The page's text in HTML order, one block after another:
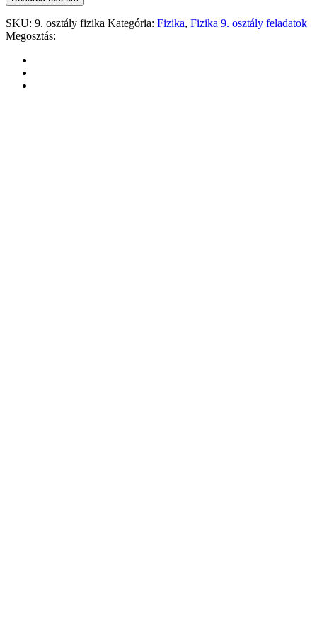
SKU: 9. osztály fizika Kategória: Fizika, Fizika 9. osztály feladatok
Megosztás: